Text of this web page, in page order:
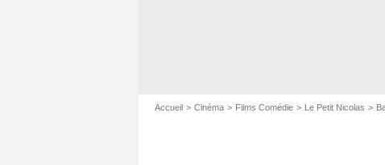
Accueil Cinéma Films Comédie Le Petit Nicolas